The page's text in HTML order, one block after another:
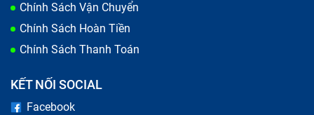
Chính Sách Vận Chuyển
Chính Sách Hoàn Tiền
Chính Sách Thanh Toán
KẾT NỐI SOCIAL
Facebook